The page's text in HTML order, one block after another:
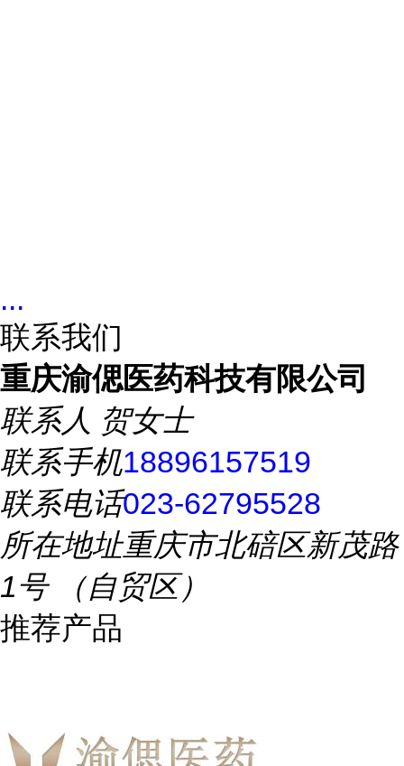
...
联系我们
重庆渝偲医药科技有限公司
联系人 贺女士
联系手机18896157519
联系电话023-62795528
所在地址重庆市北碚区新茂路
1号 （自贸区）
推荐产品